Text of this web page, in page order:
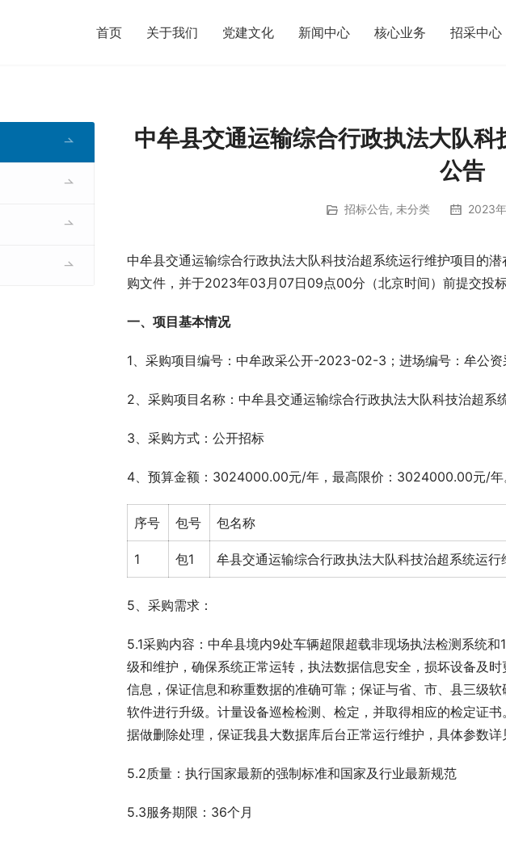
首页 关于我们 党建文化 新闻中心 核心业务 招采中心
中牟县交通运输综合行政执法大队
公告
招标公告, 未分类 2023
中牟县交通运输综合行政执法大队科技治超系统运行维护项目的
购文件，并于2023年03月07日09点00分（北京时间）前提交投标
一、 项目基本情况
1、采购项目编号：中牟政采公开-2023-02-3；进场编号：牟公
2、采购项目名称：中牟县交通运输综合行政执法大队科技治超系
3、采购方式：公开招标
4、预算金额：3024000.00元/年，最高限价：3024000.00元/年
序号 包号 包名称
1 包1 牟县交通运输综合行政执法大队科技治超系统运行
5、采购需求：
5.1采购内容：中牟县境内9处车辆超限超载非现场执法检测系统
级和维护，确保系统正常运转，执法数据信息安全，损坏设备及
信息，保证信息和称重数据的准确可靠；保证与省、市、县三级
软件进行升级。计量设备巡检检测、检定，并取得相应的检定证
据做删除处理，保证我县大数据库后台正常运行维护，具体参数详
5.2质量：执行国家最新的强制标准和国家及行业最新规范
5.3服务期限：36个月